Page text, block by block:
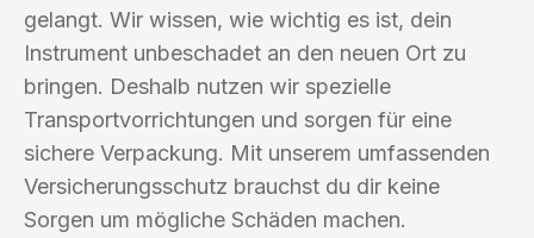
gelangt. Wir wissen, wie wichtig es ist, dein
Instrument unbeschadet an den neuen Ort zu
bringen. Deshalb nutzen wir spezielle
Transportvorrichtungen und sorgen für eine
sichere Verpackung. Mit unserem umfassenden
Versicherungsschutz brauchst du dir keine
Sorgen um mögliche Schäden machen.